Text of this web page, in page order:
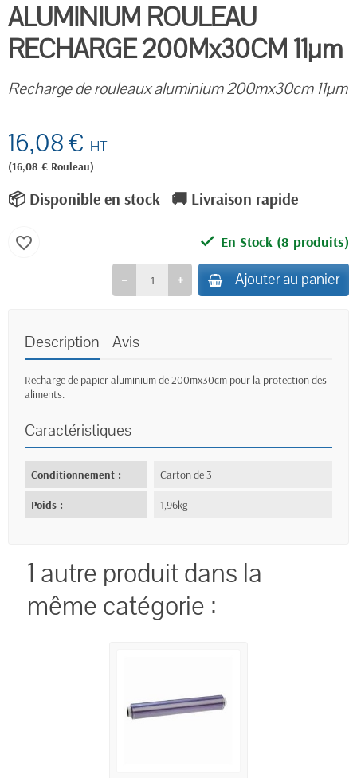
ALUMINIUM ROULEAU
RECHARGE 200Mx30CM 11µm
Recharge de rouleaux aluminium 200mx30cm 11µm
16,08 € HT
(16,08 € Rouleau)
📦 Disponible en stock 🚚 Livraison rapide
En Stock (8 produits)
Ajouter au panier
favorite_border
Description Avis
Recharge de papier aluminium de 200mx30cm pour la protection des
aliments.
Caractéristiques
Conditionnement : Carton de 3
Poids : 1,96kg
1 autre produit dans la
même catégorie :